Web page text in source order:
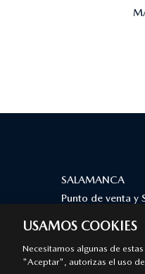
SALAMANCA
Punto de venta y
Aviso legal
© 2026 Mazda
USAMOS COOKIES
Necesitamos algunas de
"Aceptar", autorizas el uso